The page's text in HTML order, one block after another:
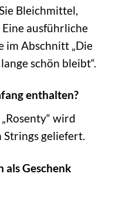
Bleichmittel,
ausführliche
im Abschnitt „Die
schön bleibt“.
enthalten?
wird
Strings geliefert.
als Geschenk